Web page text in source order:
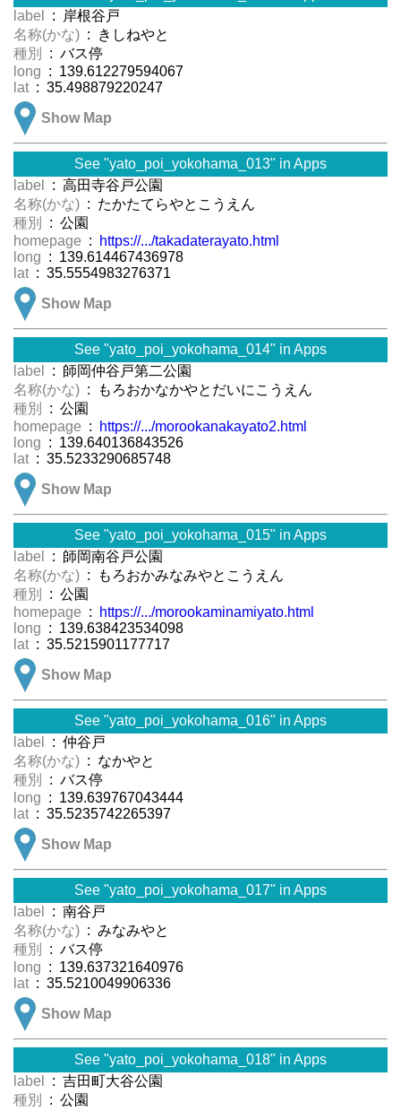
label
: 岸根谷戸
名称(かな) : きしねやと
種別
: バス停
long : 139.612279594067
lat : 35.498879220247
Show Map
See "yato_poi_yokohama_013" in Apps
label
: 高田寺谷戸公園
名称(かな) : たかたてらやとこうえん
種別
: 公園
homepage :
https://.../takadaterayato.html
long : 139.614467436978
lat : 35.5554983276371
Show Map
See "yato_poi_yokohama_014" in Apps
label
: 師岡仲谷戸第二公園
名称(かな) : もろおかなかやとだいにこうえん
種別
: 公園
homepage :
https://.../morookanakayato2.html
long : 139.640136843526
lat : 35.5233290685748
Show Map
See "yato_poi_yokohama_015" in Apps
label
: 師岡南谷戸公園
名称(かな) : もろおかみなみやとこうえん
種別
: 公園
homepage :
https://.../morookaminamiyato.html
long : 139.638423534098
lat : 35.5215901177717
Show Map
See "yato_poi_yokohama_016" in Apps
label
: 仲谷戸
名称(かな) : なかやと
種別
: バス停
long : 139.639767043444
lat : 35.5235742265397
Show Map
See "yato_poi_yokohama_017" in Apps
label
: 南谷戸
名称(かな) : みなみやと
種別
: バス停
long : 139.637321640976
lat : 35.5210049906336
Show Map
See "yato_poi_yokohama_018" in Apps
label
: 吉田町大谷公園
種別
: 公園